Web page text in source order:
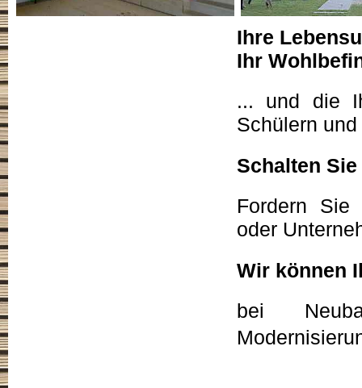
Ihre
Ihr
... und die
Schülern
Schalten
Fordern Sie
oder
Wir können
bei